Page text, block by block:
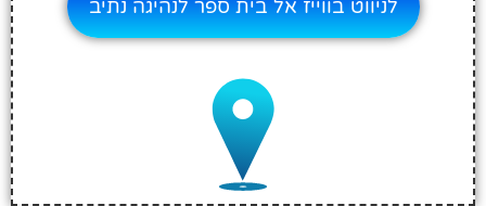
לניווט בווייז אל בית ספר לנהיגה נתיב